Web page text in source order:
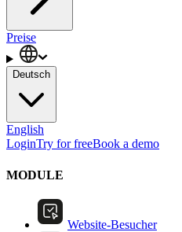
Preise
Deutsch
English
LoginTry for freeBook a demo
MODULE
Website-Besucher